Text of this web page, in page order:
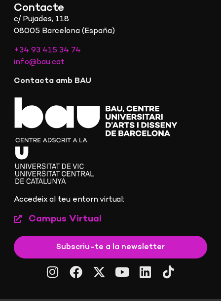
Contacte
c/ Pujades, 118
08005 Barcelona (España)
+34 93 415 34 74
info@bau.cat
Contacta amb BAU
Accedeix al teu entorn virtual:
Campus Virtual
Subscriu-te a la newsletter